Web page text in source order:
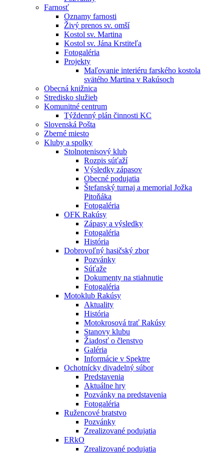
Farnosť
Oznamy farnosti
Živý prenos sv. omší
Kostol sv. Martina
Kostol sv. Jána Krstiteľa
Fotogaléria
Projekty
Maľovanie interiéru farského kostola
svätého Martina v Rakúsoch
Obecná knižnica
Stredisko služieb
Komunitné centrum
Týždenný plán činnosti KC
Slovenská Pošta
Zberné miesto
Kluby a spolky
Stolnotenisový klub
Rozpis súťaží
Výsledky zápasov
Obecné podujatia
Štefanský turnaj a memorial Jožka
Pitoňáka
Fotogaléria
OFK Rakúsy
Zápasy a výsledky
Fotogaléria
História
Dobrovoľný hasičský zbor
Pozvánky
Súťaže
Dokumenty na stiahnutie
Fotogaléria
Motoklub Rakúsy
Aktuality
História
Motokrosová trať Rakúsy
Stanovy klubu
Žiadosť o členstvo
Galéria
Informácie v Spektre
Ochotnícky divadelný súbor
Predstavenia
Aktuálne hry
Pozvánky na predstavenia
Fotogaléria
Ružencové bratstvo
Pozvánky
Zrealizované podujatia
ERkO
Zrealizované podujatia